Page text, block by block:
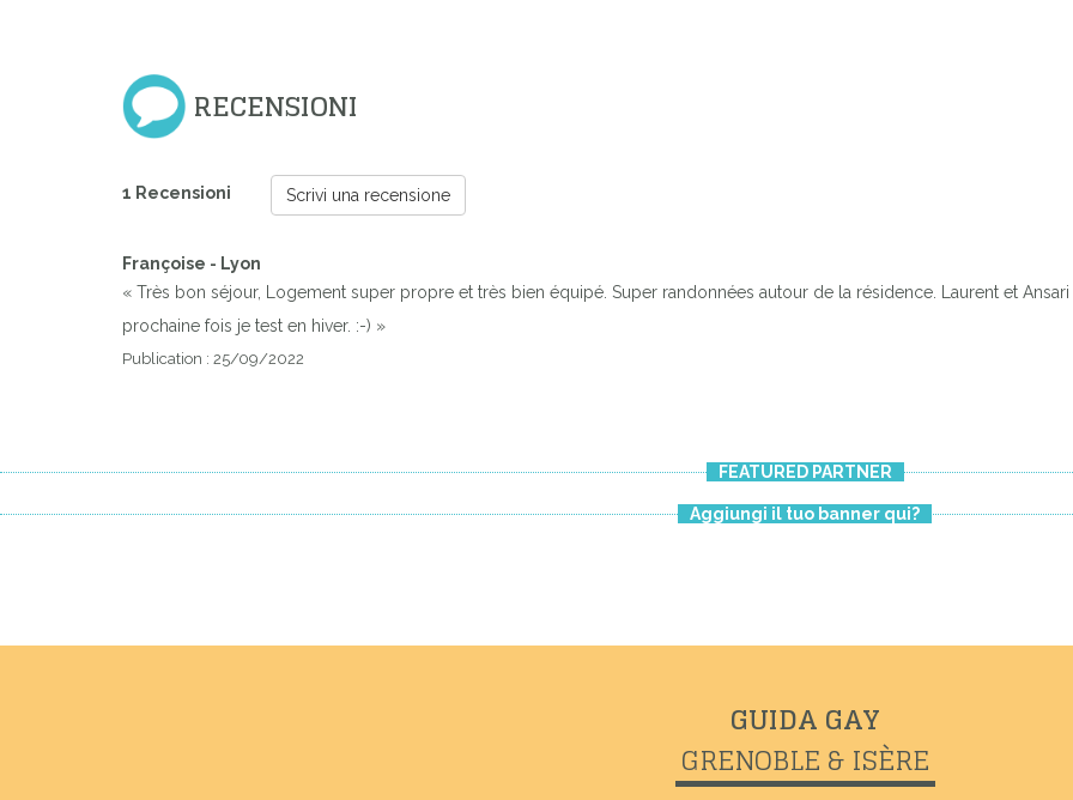
RECENSIONI
1 Recensioni Scrivi una recensione
Françoise - Lyon
« Très bon séjour, Logement super propre et très bien équipé. Super randonnées autour de la résidence. Laurent et
prochaine fois je test en hiver. :-) »
Publication : 25/09/2022
FEATURED PARTNER
Aggiungi il tuo banner qui?
GUIDA GAY
GRENOBLE & ISÈRE